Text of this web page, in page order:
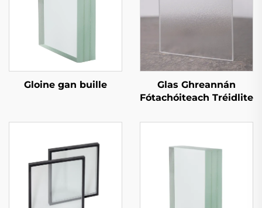
Gloine gan buille
Glas Ghreannán
Fótachóiteach Tréidlite